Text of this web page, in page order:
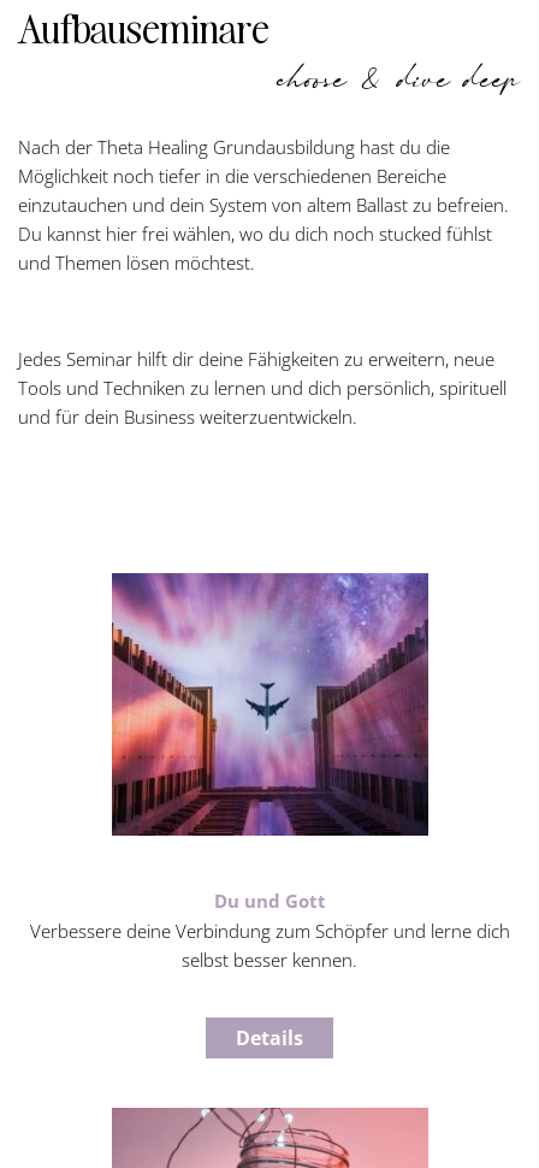
Aufbauseminare
choose & dive deep
Nach der Theta Healing Grundausbildung hast du die
Möglichkeit noch tiefer in die verschiedenen Bereiche
einzutauchen und dein System von altem Ballast zu befreien.
Du kannst hier frei wählen, wo du dich noch stucked fühlst
und Themen lösen möchtest.
Jedes Seminar hilft dir deine Fähigkeiten zu erweitern, neue
Tools und Techniken zu lernen und dich persönlich, spirituell
und für dein Business weiterzuentwickeln.
Du und Gott
Verbessere deine Verbindung zum Schöpfer und lerne dich
selbst besser kennen.
Details